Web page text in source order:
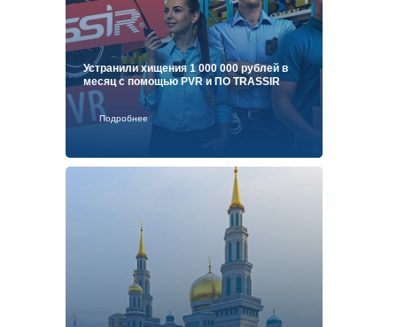
Устранили хищения 1 000 000 рублей в
месяц c помощью PVR и ПО TRASSIR
Подробнее